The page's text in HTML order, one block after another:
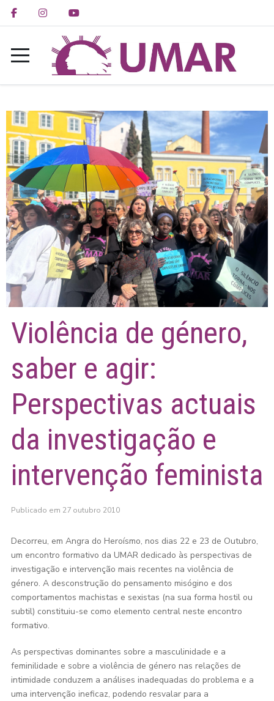
Violência de género,
saber e agir:
Perspectivas actuais
da investigação e
intervenção feminista
Publicado em 27 outubro 2010
Decorreu, em Angra do Heroísmo, nos dias 22 e 23 de Outubro,
um encontro formativo da UMAR dedicado às perspectivas de
investigação e intervenção mais recentes na violência de
género. A desconstrução do pensamento misógino e dos
comportamentos machistas e sexistas (na sua forma hostil ou
subtil) constituiu-se como elemento central neste encontro
formativo.
As perspectivas dominantes sobre a masculinidade e a
feminilidade e sobre a violência de género nas relações de
intimidade conduzem a análises inadequadas do problema e a
uma intervenção ineficaz, podendo resvalar para a